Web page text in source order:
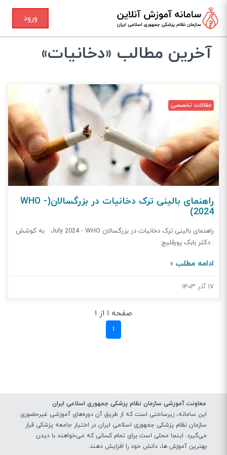
ورود
آخرین مطالب «دخانیات»
مقالات تخصصی
راهنمای بالینی ترک دخانیات در بزرگسالان(WHO -
2024)
راهنمای بالینی ترک دخانیات در بزرگسالان July 2024 - WHO به کوشش
: دکتر بابک پورقلیج
ادامه مطلب »
۱۷ آذر ۱۴۰۳
صفحه ۱ از ۱
۱
معاونت آموزشی سازمان نظام پزشکی جمهوری اسلامی ایران
این سامانه، زیرساختی‌ است که از طریق آن دوره‌های آموزشی غیرحضوری
سازمان نظام پزشکی جمهوری اسلامی ایران در اختیار جامعه پزشکی قرار
می‌گیرد. اینجا محلی است برای تمام کسانی که می‌خواهند با دیدن
بهترین آموزش ها، دانش خود را افزایش دهند.